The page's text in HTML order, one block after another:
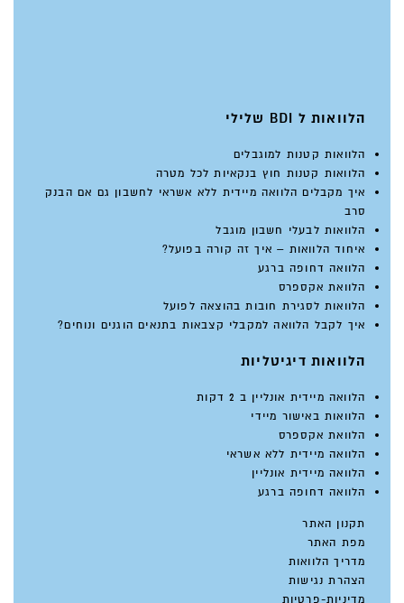
הלוואות ל BDI שלילי
הלוואות קטנות למוגבלים
הלוואות קטנות חוץ בנקאיות לכל מטרה
איך מקבלים הלוואה מיידית ללא אשראי לחשבון גם אם הבנק
סרב
הלוואות לבעלי חשבון מוגבל
איחוד הלוואות – איך זה קורה בפועל?
הלוואה דחופה ברגע
הלוואת אקספרס
הלוואות לסגירת חובות בהוצאה לפועל
איך לקבל הלוואה למקבלי קצבאות בתנאים הוגנים ונוחים?
הלוואות דיגיטליות
הלוואה מיידית אונליין ב 2 דקות
הלוואות באישור מיידי
הלוואת אקספרס
הלוואה מיידית ללא אשראי
הלוואה מיידית אונליין
הלוואה דחופה ברגע
תקנון האתר
מפת האתר
מדריך הלוואות
הצהרת נגישות
מדיניות-פרטיות